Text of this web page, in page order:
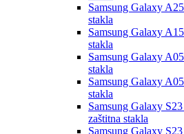
Samsung Galaxy A25
stakla
Samsung Galaxy A15
stakla
Samsung Galaxy
stakla
Samsung Galaxy A05
stakla
Samsung Galaxy
zaštitna stakla
Samsung Galaxy